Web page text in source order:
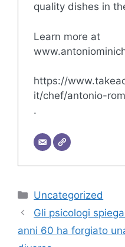
quality dishes in
Learn more at
https://
it/chef/antonio-
.
Categorie
Uncategorized
Gli psicologi
anni 60 ha forgiato